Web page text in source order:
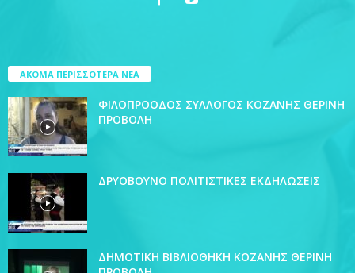
ΑΚΟΜΑ ΠΕΡΙΣΣΟΤΕΡΑ ΝΕΑ
ΦΙΛΟΠΡΟΟΔΟΣ ΣΥΛΛΟΓΟΣ ΚΟΖΑΝΗΣ ΘΕΡΙΝΗ
ΠΡΟΒΟΛΗ
ΔΡΥΟΒΟΥΝΟ ΠΟΛΙΤΙΣΤΙΚΕΣ ΕΚΔΗΛΩΣΕΙΣ
ΔΗΜΟΤΙΚΗ ΒΙΒΛΙΟΘΗΚΗ ΚΟΖΑΝΗΣ ΘΕΡΙΝΗ